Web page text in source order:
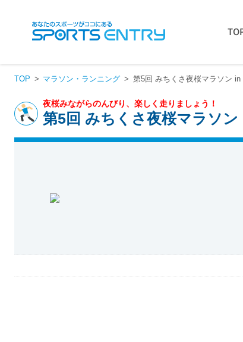
TOP マラソン・ランニング 第5回 みちくさ夜桜マラソン in
夜桜みながらのんびり、楽しく走りましょう！
第5回 みちくさ夜桜マラソン